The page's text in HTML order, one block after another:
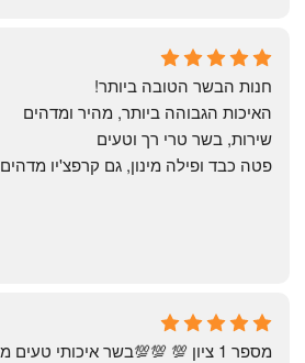
Annael Annael
9 months ago
The Artechology
a year ago
חנות הבשר הטובה ביותר!
האיכות הגבוהה ביותר, מהיר ומדהים
שירות, בשר טרי רך וטעים
פטה כבד ופילה מינון, גם קרפצ'יו מדהים